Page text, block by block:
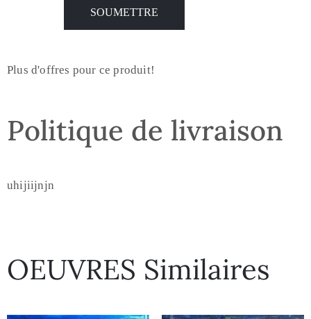
Plus d'offres pour ce produit!
Politique de livraison
uhijiijnjn
OEUVRES Similaires